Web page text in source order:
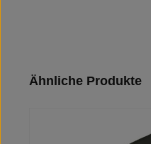
Produktgalerie
Ähnliche Produkte